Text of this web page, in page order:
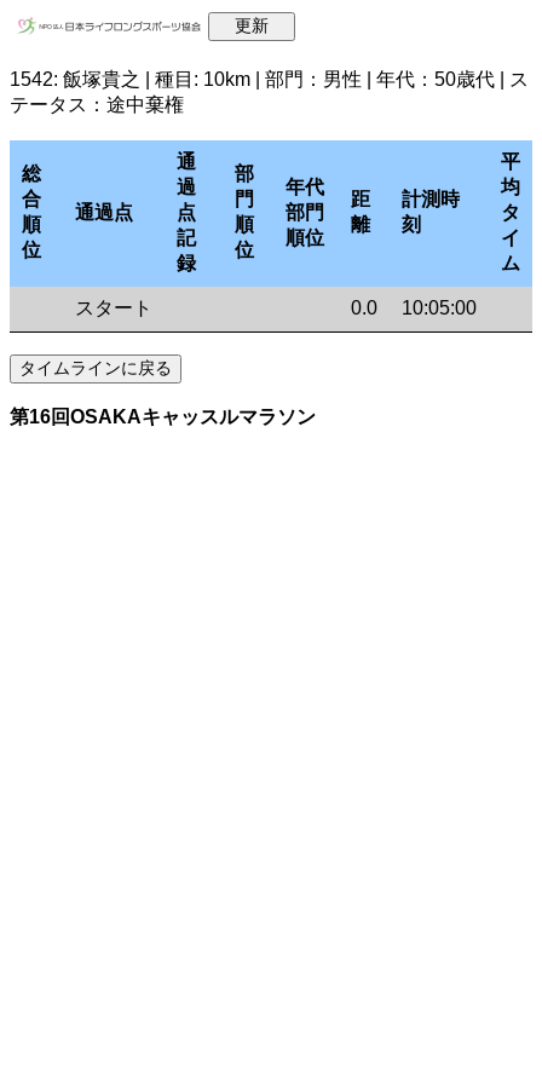
1542: 飯塚貴之 | 種目: 10km | 部門：男性 | 年代：50歳代 | ス
テータス：途中棄権
総
合
順
位
通過点
通
過
点
記
録
部
門
順
位
年代
部門
順位
距
離
計測時
刻
平
均
タ
イ
ム
スタート 0.0 10:05:00
第16回OSAKAキャッスルマラソン